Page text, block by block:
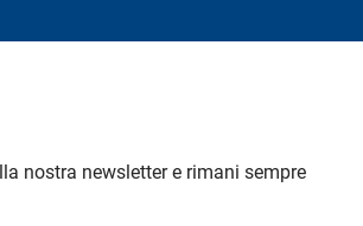
nostra newsletter e rimani sempre